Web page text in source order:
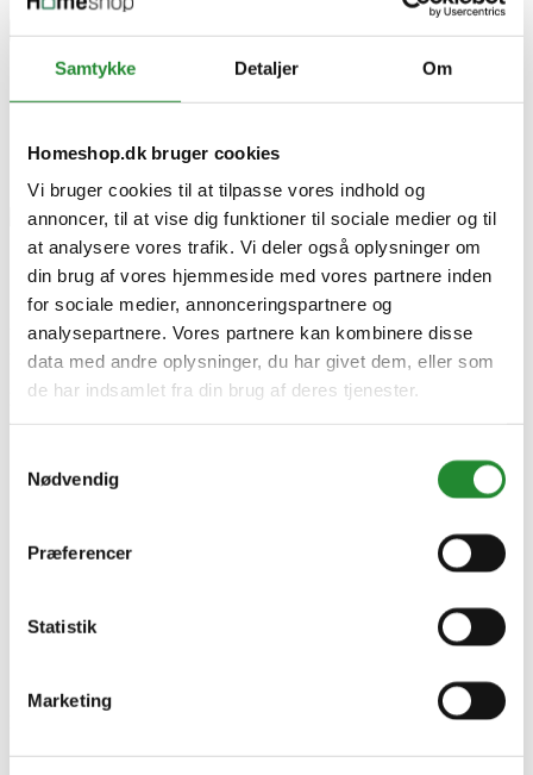
Samtykke Detaljer Om
Homeshop.dk bruger cookies
Vi bruger cookies til at tilpasse vores indhold og
annoncer, til at vise dig funktioner til sociale medier og til
at analysere vores trafik. Vi deler også oplysninger om
din brug af vores hjemmeside med vores partnere inden
for sociale medier, annonceringspartnere og
analysepartnere. Vores partnere kan kombinere disse
data med andre oplysninger, du har givet dem, eller som
de har indsamlet fra din brug af deres tjenester.
Nødvendig
Præferencer
Statistik
Marketing
Cook King 60,5 cm låg til
havebålfad
DKK 599,95Inkl. moms
Handelsbetingelser